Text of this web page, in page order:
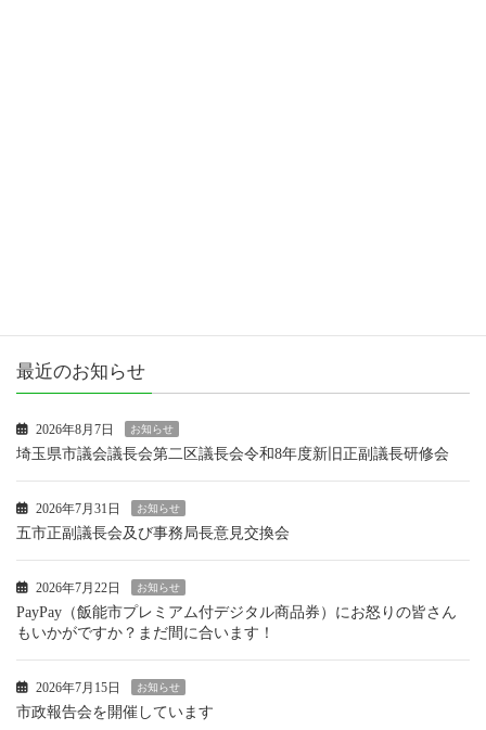
最近のお知らせ
2026年8月7日 お知らせ
埼玉県市議会議長会第二区議長会令和8年度新旧正副議長研修会
2026年7月31日 お知らせ
五市正副議長会及び事務局長意見交換会
2026年7月22日 お知らせ
PayPay（飯能市プレミアム付デジタル商品券）にお怒りの皆さん
もいかがですか？まだ間に合います！
2026年7月15日 お知らせ
市政報告会を開催しています